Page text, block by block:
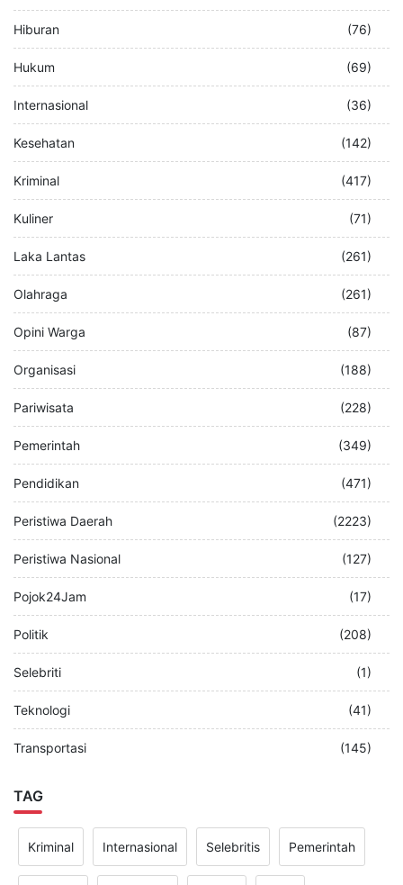
Hiburan (76)
Hukum (69)
Internasional (36)
Kesehatan (142)
Kriminal (417)
Kuliner (71)
Laka Lantas (261)
Olahraga (261)
Opini Warga (87)
Organisasi (188)
Pariwisata (228)
Pemerintah (349)
Pendidikan (471)
Peristiwa Daerah (2223)
Peristiwa Nasional (127)
Pojok24Jam (17)
Politik (208)
Selebriti (1)
Teknologi (41)
Transportasi (145)
TAG
Kriminal Internasional Selebritis Pemerintah